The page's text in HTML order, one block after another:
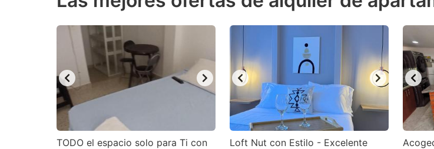
mark
key
to
get
the
keyboard
shortcuts
key
to
get
the
keyboard
shortcuts
TODO el espacio solo para Ti con
Loft Nut con Estilo - Excelente